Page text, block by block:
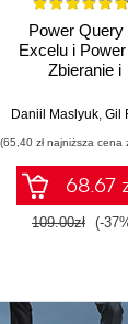
Power Query
Excelu i
Zbieranie i
danych.
Daniil Maslyuk, Gil
(65,40 zł najniższa cena
68.67
109.00zł (-